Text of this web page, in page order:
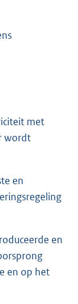
met
wordt
en
en
en op het